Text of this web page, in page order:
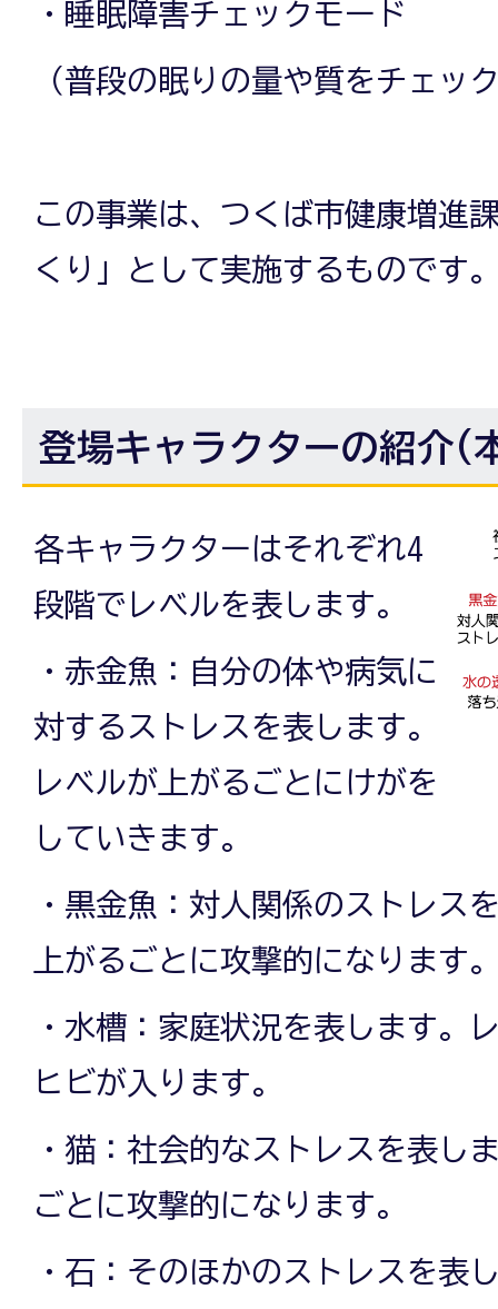
・睡眠障害チェックモード
（普段の眠りの量や質をチェッ
この事業は、つくば市健康増進
くり」として実施するものです
登場キャラクターの紹介(
各キャラクターはそれぞれ4
段階でレベルを表します。
・赤金魚：自分の体や病気に
対するストレスを表します。
レベルが上がるごとにけがを
していきます。
・黒金魚：対人関係のストレス
上がるごとに攻撃的になります
・水槽：家庭状況を表します。
ヒビが入ります。
・猫：社会的なストレスを表し
ごとに攻撃的になります。
・石：そのほかのストレスを表